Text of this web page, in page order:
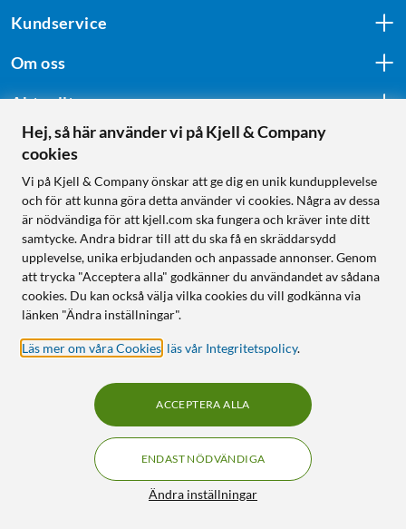
Kundservice
Om oss
Aktuellt
Följ oss
Handla från:
Sverige
Norge
KUNSKAP OCH TILLBEHÖR TILL
HEMELEKTRONIK
Hej, så här använder vi på Kjell & Company
cookies
Vi på Kjell & Company önskar att ge dig en unik kundupplevelse
och för att kunna göra detta använder vi cookies. Några av dessa
är nödvändiga för att kjell.com ska fungera och kräver inte ditt
samtycke. Andra bidrar till att du ska få en skräddarsydd
upplevelse, unika erbjudanden och anpassade annonser. Genom
att trycka "Acceptera alla" godkänner du användandet av sådana
cookies. Du kan också välja vilka cookies du vill godkänna via
länken "Ändra inställningar".
Läs mer om våra Cookies läs vår Integritetspolicy.
Ändra inställningar
ENDAST NÖDVÄNDIGA
ACCEPTERA ALLA